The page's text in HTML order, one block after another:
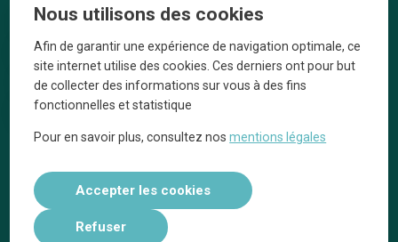
Accueil
Bonnes adresses
Quartiers
Blog
Tops 10
Artisans
A propos
On parle de nous
Nous utilisons des cookies
Afin de garantir une expérience de navigation optimale, ce
site internet utilise des cookies. Ces derniers ont pour but
de collecter des informations sur vous à des fins
fonctionnelles et statistique
Pour en savoir plus, consultez nosmentions légales
Accepter les cookies
Refuser